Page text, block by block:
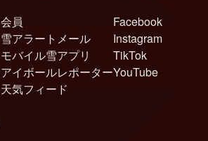
会員
雪アラートメール
モバイル雪アプリ
アイボールレポーター
天気フィード
Facebook
Instagram
TikTok
YouTube